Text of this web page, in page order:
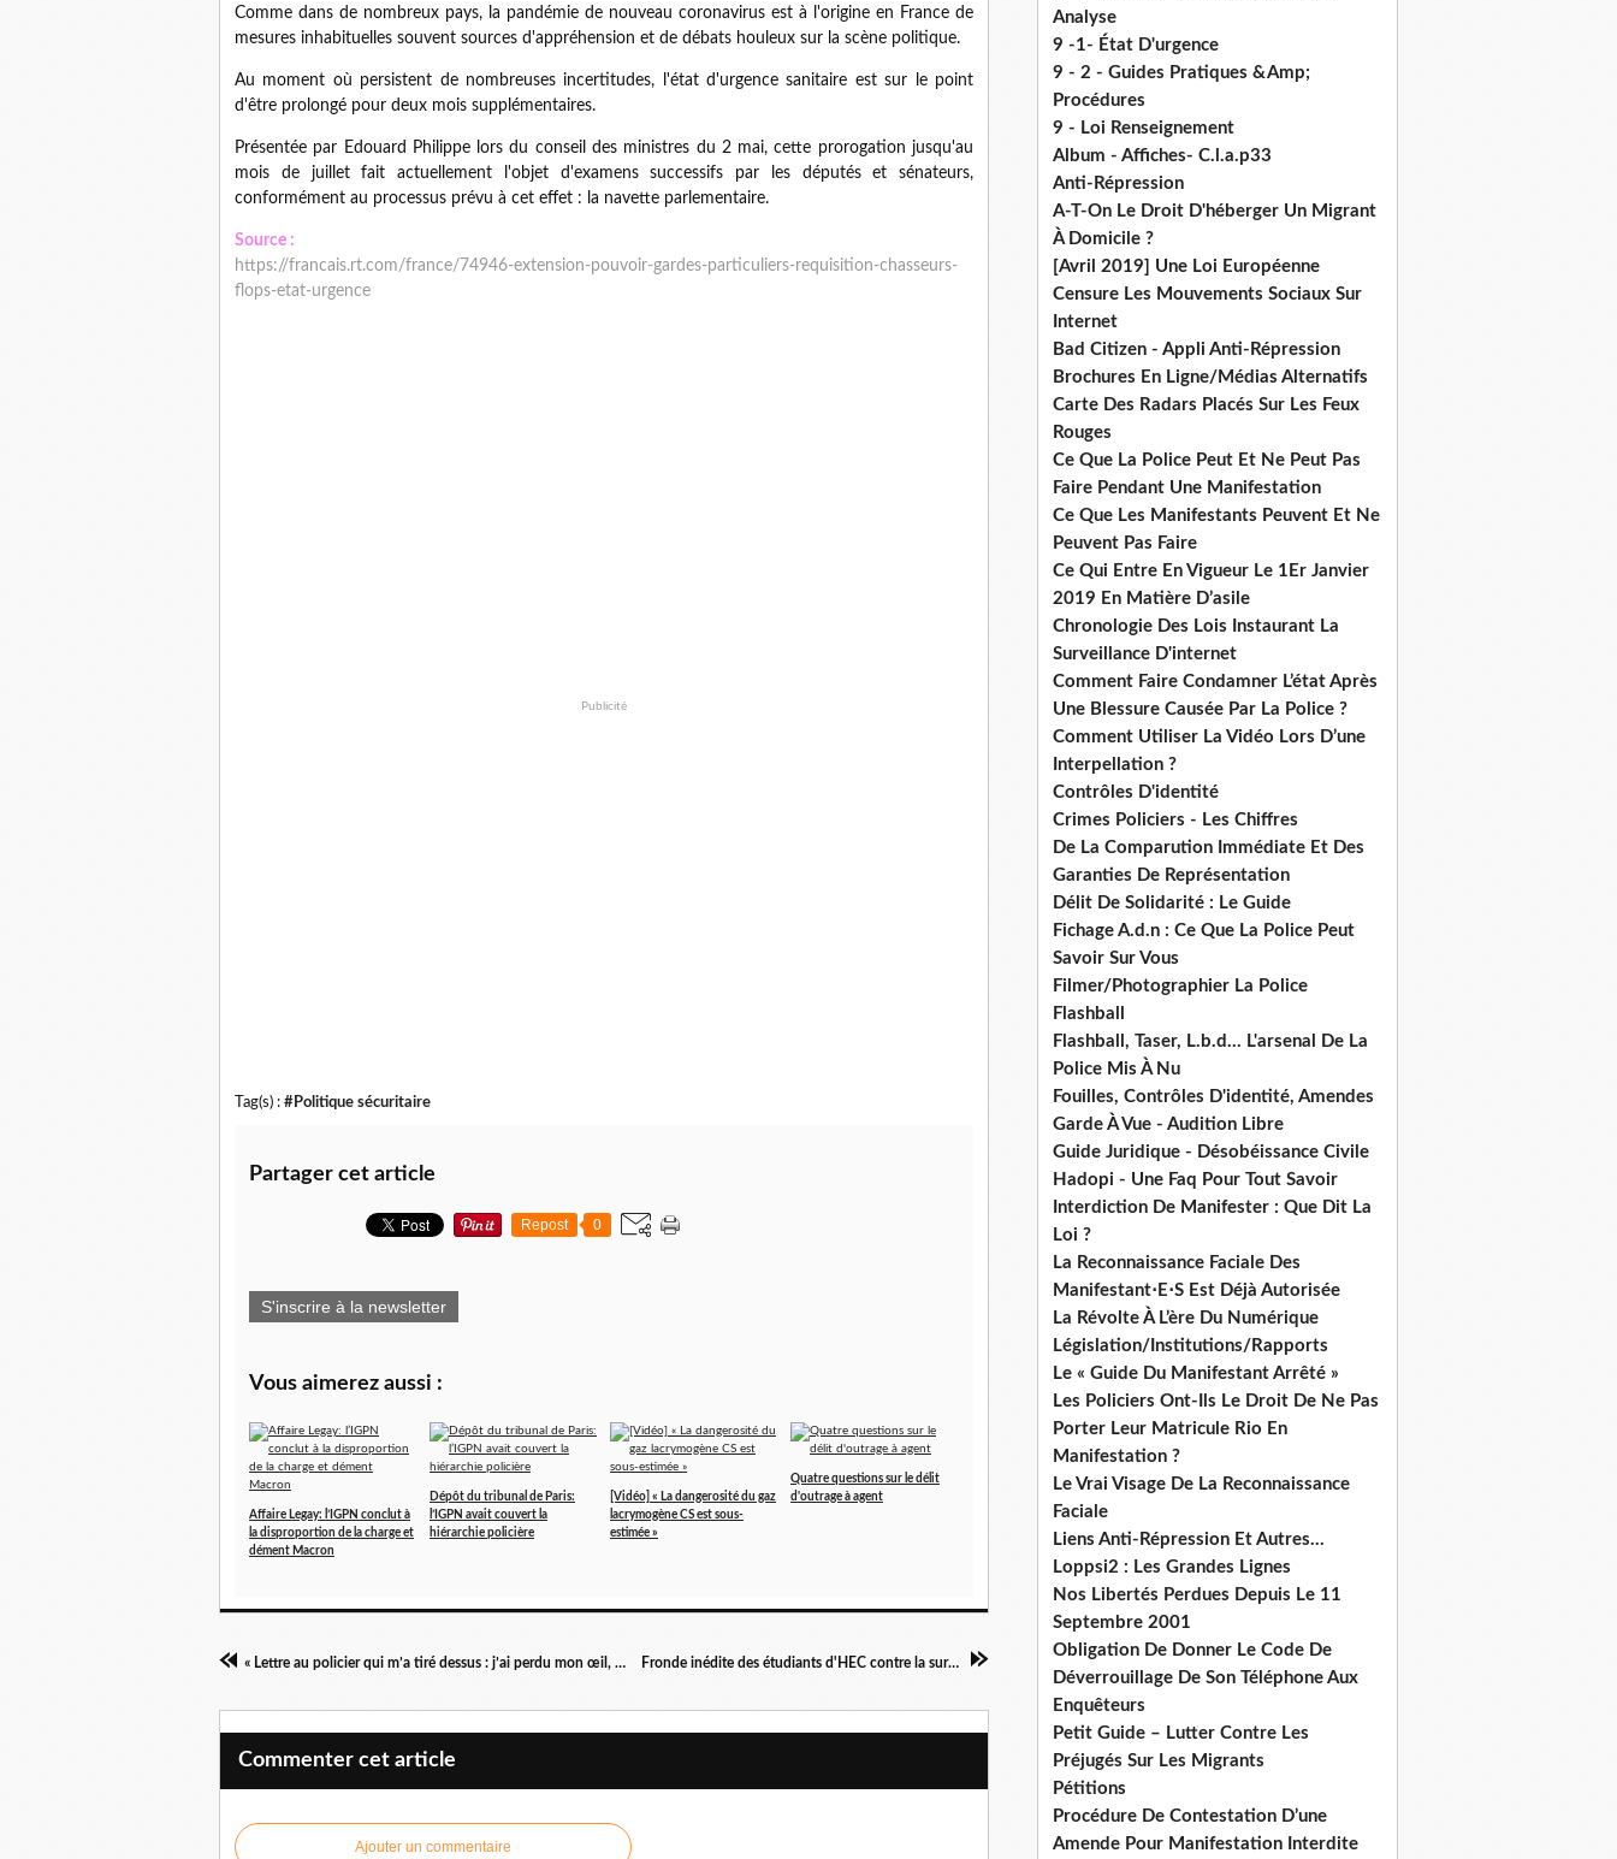
Comme dans de nombreux pays, la pandémie de nouveau coronavirus est à l'origine en France de
mesures inhabituelles souvent sources d'appréhension et de débats houleux sur la scène politique.
Au moment où persistent de nombreuses incertitudes, l'état d'urgence sanitaire est sur le point
d'être prolongé pour deux mois supplémentaires.
Présentée par Edouard Philippe lors du conseil des ministres du 2 mai, cette prorogation jusqu'au
mois de juillet fait actuellement l'objet d'examens successifs par les députés et sénateurs,
conformément au processus prévu à cet effet : la navette parlementaire.
Source :
https://francais.rt.com/france/74946-extension-pouvoir-gardes-particuliers-requisition-chasseurs-
flops-etat-urgence
Publicité
Tag(s) : #Politique sécuritaire
Partager cet article
Repost 0
S'inscrire à la newsletter
Vous aimerez aussi :
Affaire Legay: l’IGPN conclut à
la disproportion de la charge et
dément Macron
Dépôt du tribunal de Paris:
l’IGPN avait couvert la
hiérarchie policière
[Vidéo] « La dangerosité du gaz
lacrymogène CS est sous-
estimée »
Quatre questions sur le délit
d'outrage à agent
« Lettre au policier qui m’a tiré dessus : j’ai perdu mon œil, mon cerveau et la personne que j’étais » Fronde inédite des étudiants d'HEC contre la surveillance de leurs examens en ligne
Commenter cet article
Ajouter un commentaire
Analyse
9 -1- État D'urgence
9 - 2 - Guides Pratiques &Amp;
Procédures
9 - Loi Renseignement
Album - Affiches- C.l.a.p33
Anti-Répression
A-T-On Le Droit D'héberger Un Migrant
À Domicile ?
[Avril 2019] Une Loi Européenne
Censure Les Mouvements Sociaux Sur
Internet
Bad Citizen - Appli Anti-Répression
Brochures En Ligne/Médias Alternatifs
Carte Des Radars Placés Sur Les Feux
Rouges
Ce Que La Police Peut Et Ne Peut Pas
Faire Pendant Une Manifestation
Ce Que Les Manifestants Peuvent Et Ne
Peuvent Pas Faire
Ce Qui Entre En Vigueur Le 1Er Janvier
2019 En Matière D’asile
Chronologie Des Lois Instaurant La
Surveillance D'internet
Comment Faire Condamner L’état Après
Une Blessure Causée Par La Police ?
Comment Utiliser La Vidéo Lors D’une
Interpellation ?
Contrôles D'identité
Crimes Policiers - Les Chiffres
De La Comparution Immédiate Et Des
Garanties De Représentation
Délit De Solidarité : Le Guide
Fichage A.d.n : Ce Que La Police Peut
Savoir Sur Vous
Filmer/Photographier La Police
Flashball
Flashball, Taser, L.b.d... L'arsenal De La
Police Mis À Nu
Fouilles, Contrôles D'identité, Amendes
Garde À Vue - Audition Libre
Guide Juridique - Désobéissance Civile
Hadopi - Une Faq Pour Tout Savoir
Interdiction De Manifester : Que Dit La
Loi ?
La Reconnaissance Faciale Des
Manifestant⋅E⋅S Est Déjà Autorisée
La Révolte À L’ère Du Numérique
Législation/Institutions/Rapports
Le « Guide Du Manifestant Arrêté »
Les Policiers Ont-Ils Le Droit De Ne Pas
Porter Leur Matricule Rio En
Manifestation ?
Le Vrai Visage De La Reconnaissance
Faciale
Liens Anti-Répression Et Autres...
Loppsi2 : Les Grandes Lignes
Nos Libertés Perdues Depuis Le 11
Septembre 2001
Obligation De Donner Le Code De
Déverrouillage De Son Téléphone Aux
Enquêteurs
Petit Guide – Lutter Contre Les
Préjugés Sur Les Migrants
Pétitions
Procédure De Contestation D’une
Amende Pour Manifestation Interdite